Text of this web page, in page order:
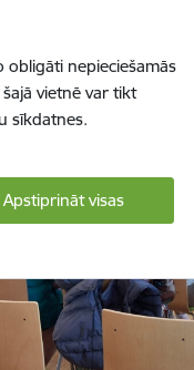
obligāti nepieciešamās
vietnē var tikt
sīkdatnes.
Apstiprināt visas